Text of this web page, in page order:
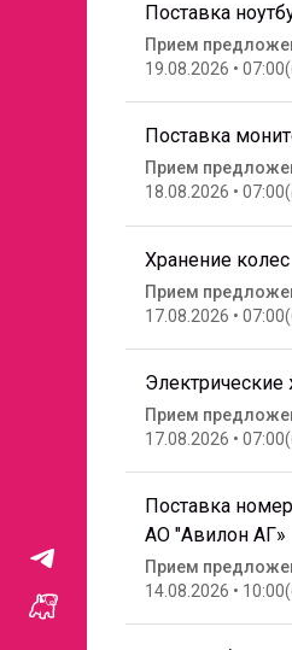
И
Й
А
В
И
Л
О
Н
Поставка
Прием
19.08.2026 • 07:00(
Поставка
Прием
18.08.2026 • 07:00(
Хранение колес
Прием
17.08.2026 • 07:00(
Прием
17.08.2026 • 07:00(
Поставка
АО "Авилон АГ»
Прием
14.08.2026 • 10:00(